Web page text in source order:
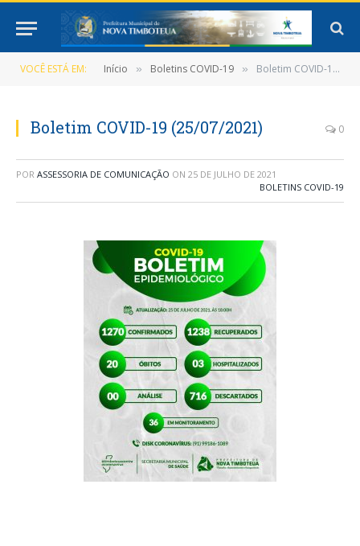
VOCÊ ESTÁ EM: Início » Boletins COVID-19 » Boletim COVID-19 (25/07/2021)
Boletim COVID-19 (25/07/2021) 0
POR ASSESSORIA DE COMUNICAÇÃO ON 25 DE JULHO DE 2021
BOLETINS COVID-19